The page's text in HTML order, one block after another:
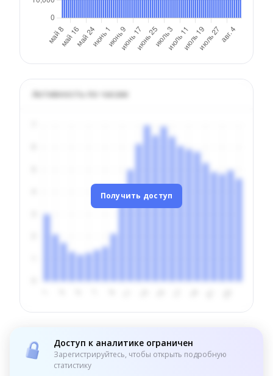
Активность по часам
Получить доступ
Доступ к аналитике ограничен
Зарегистрируйтесь, чтобы открыть подробную
статистику